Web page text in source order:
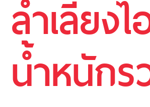
ลำเลียง
น้ำหนัก